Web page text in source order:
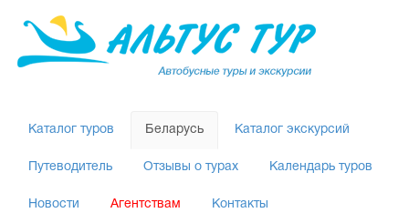
Каталог туров Беларусь Каталог экскурсий
Путеводитель Отзывы о турах Календарь туров
Новости Агентствам Контакты